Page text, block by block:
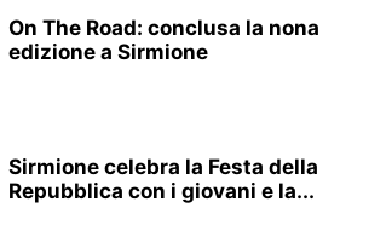
On The Road: conclusa la nona
edizione a Sirmione
Sirmione celebra la Festa della
Repubblica con i giovani e la...